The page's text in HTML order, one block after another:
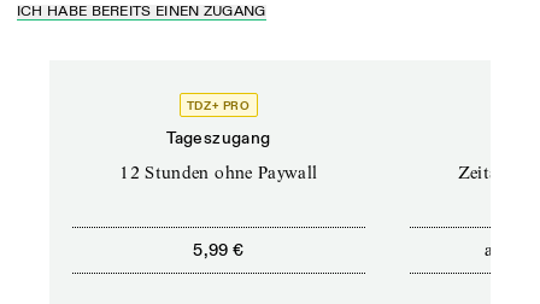
ICH HABE BEREITS EINEN ZUGANG
TDZ+ PRO
Tageszugang
12 Stunden ohne Paywall
5,99 € ab